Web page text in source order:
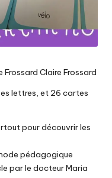
Frossard Claire Frossard
lettres, et 26 cartes
pour découvrir les
pédagogique
par le docteur Maria